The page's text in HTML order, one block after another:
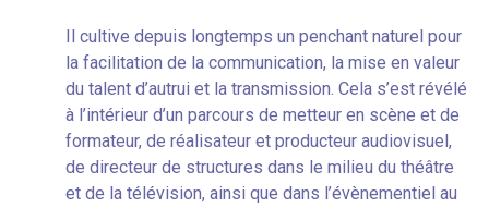
Il cultive depuis longtemps un penchant naturel pour
la facilitation de la communication, la mise en valeur
du talent d’autrui et la transmission. Cela s’est révélé
à l’intérieur d’un parcours de metteur en scène et de
formateur, de réalisateur et producteur audiovisuel,
de directeur de structures dans le milieu du théâtre
et de la télévision, ainsi que dans l’évènementiel au